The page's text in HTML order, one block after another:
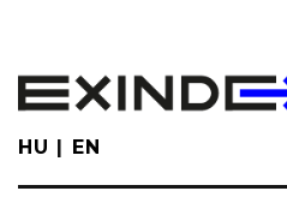
main
content
HU EN